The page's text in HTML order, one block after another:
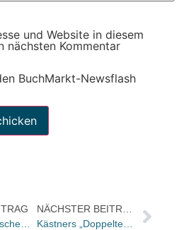
und Website in diesem
nächsten Kommentar
BuchMarkt-Newsflash
Morde in türkischem Bibel-Verlag – auch Deutscher getötet